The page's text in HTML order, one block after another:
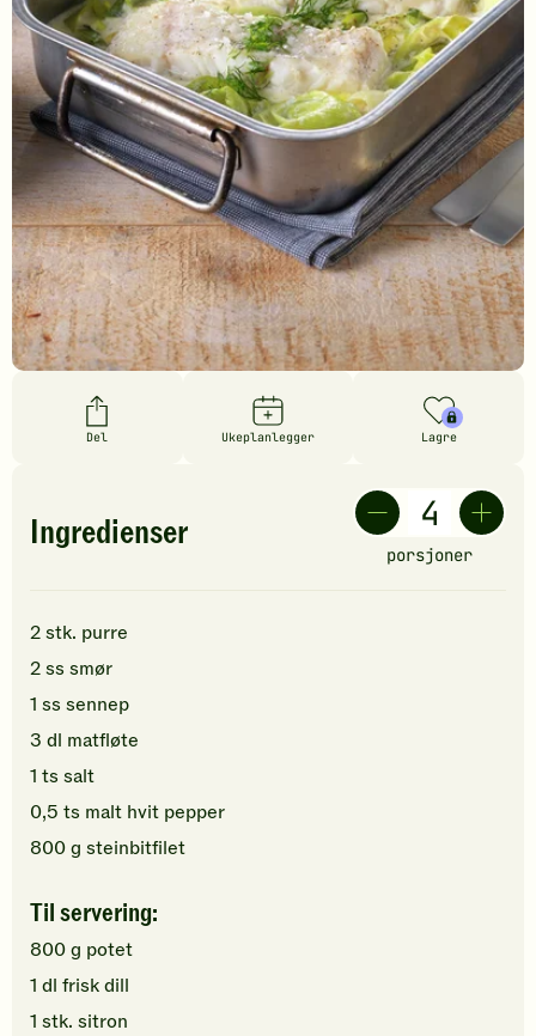
Del Ukeplanlegger Lagre
Ingredienser
porsjoner
2stk. purre
2ss smør
1 ss sennep
3 dl matfløte
1 ts salt
0,5 ts malt hvit pepper
800g steinbitfilet
Til servering:
800g potet
1 dl frisk dill
1 stk. sitron